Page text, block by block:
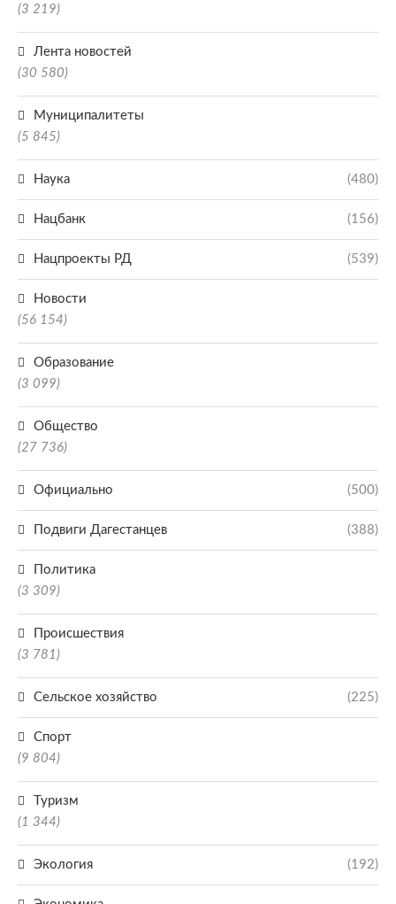
(3 219)
Лента новостей
(30 580)
Муниципалитеты
(5 845)
Наука (480)
Нацбанк (156)
Нацпроекты РД (539)
Новости
(56 154)
Образование
(3 099)
Общество
(27 736)
Официально (500)
Подвиги Дагестанцев (388)
Политика
(3 309)
Происшествия
(3 781)
Сельское хозяйство (225)
Спорт
(9 804)
Туризм
(1 344)
Экология (192)